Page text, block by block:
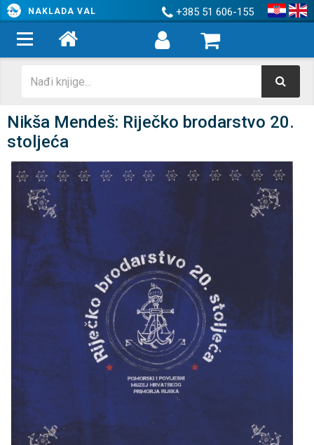
NAKLADA VAL +385 51 606-155
Nikša Mendeš: Riječko brodarstvo 20.
stoljeća